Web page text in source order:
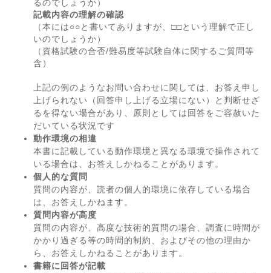
るのでしょうか）
記載内容の理解の確認
（本には○○と書いてありますが、□□という理解で正し
いのでしょうか）
（資格試験の合否/難易度等試験自体に関するご質問等
含）
上記の例のようなお問い合わせに関しては、お答え申し
上げられない（回答申し上げる立場にない）と判断せざ
るを得ない場合があり、原則としては回答をご容赦いた
だいている状況です
動作環境の相違
本書に記載している動作環境と異なる環境で操作されて
いる場合は、お答えしかねることがあります。
個人的な質問
質問の内容が、読者の個人的環境に依存している場合
は、お答えしかねます。
質問内容が高度
質問の内容が、高度な技術的質問の場合、調査に時間が
かかり過ぎる等の時間的制約、およびその他の理由か
ら、お答えしかねることがあります。
書籍に回答が記載